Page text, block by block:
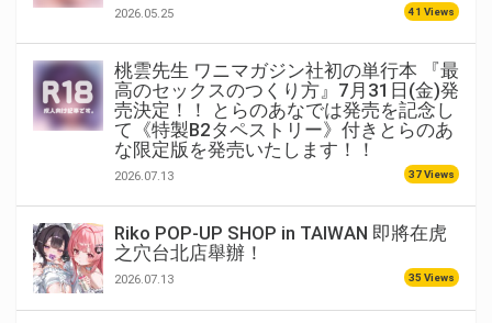
2026.05.25 41 Views
桃雲先生 ワニマガジン社初の単行本 『最
高のセックスのつくり方』7月31日(金)発
売決定！！ とらのあなでは発売を記念し
て《特製B2タペストリー》付きとらのあ
な限定版を発売いたします！！
2026.07.13 37 Views
Riko POP-UP SHOP in TAIWAN 即將在虎
之穴台北店舉辦！
2026.07.13 35 Views